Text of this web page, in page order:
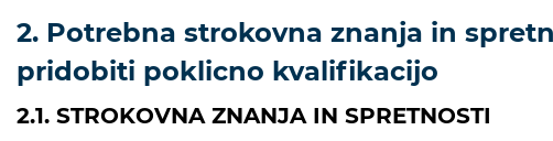
2. Potrebna strokovna znanja in
pridobiti poklicno kvalifikacijo
2.1. STROKOVNA ZNANJA IN SPRETNOSTI